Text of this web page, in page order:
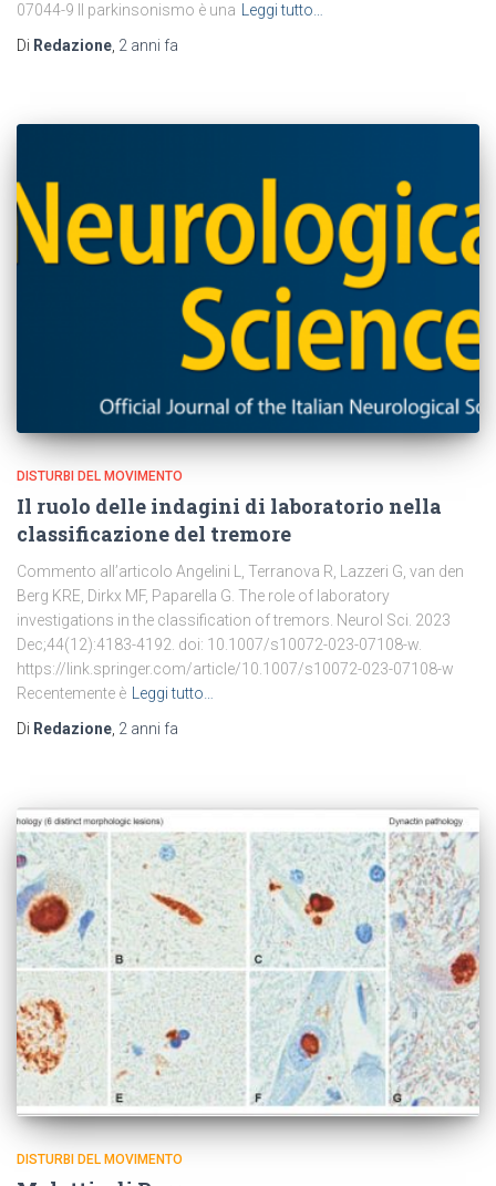
07044-9 Il parkinsonismo è una Leggi tutto…
Di Redazione, 2 anni fa
DISTURBI DEL MOVIMENTO
Il ruolo delle indagini di laboratorio nella
classificazione del tremore
Commento all’articolo Angelini L, Terranova R, Lazzeri G, van den
Berg KRE, Dirkx MF, Paparella G. The role of laboratory
investigations in the classification of tremors. Neurol Sci. 2023
Dec;44(12):4183-4192. doi: 10.1007/s10072-023-07108-w.
https://link.springer.com/article/10.1007/s10072-023-07108-w
Recentemente è
Leggi tutto…
Di Redazione 2 anni fa
DISTURBI DEL MOVIMENTO